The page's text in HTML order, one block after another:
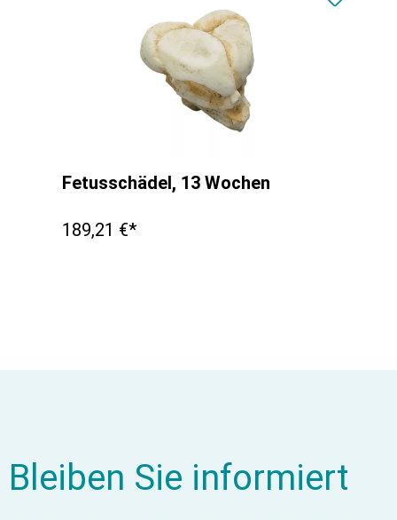
Fetusschädel, 13 Wochen
189,21 €*
Bleiben Sie informiert